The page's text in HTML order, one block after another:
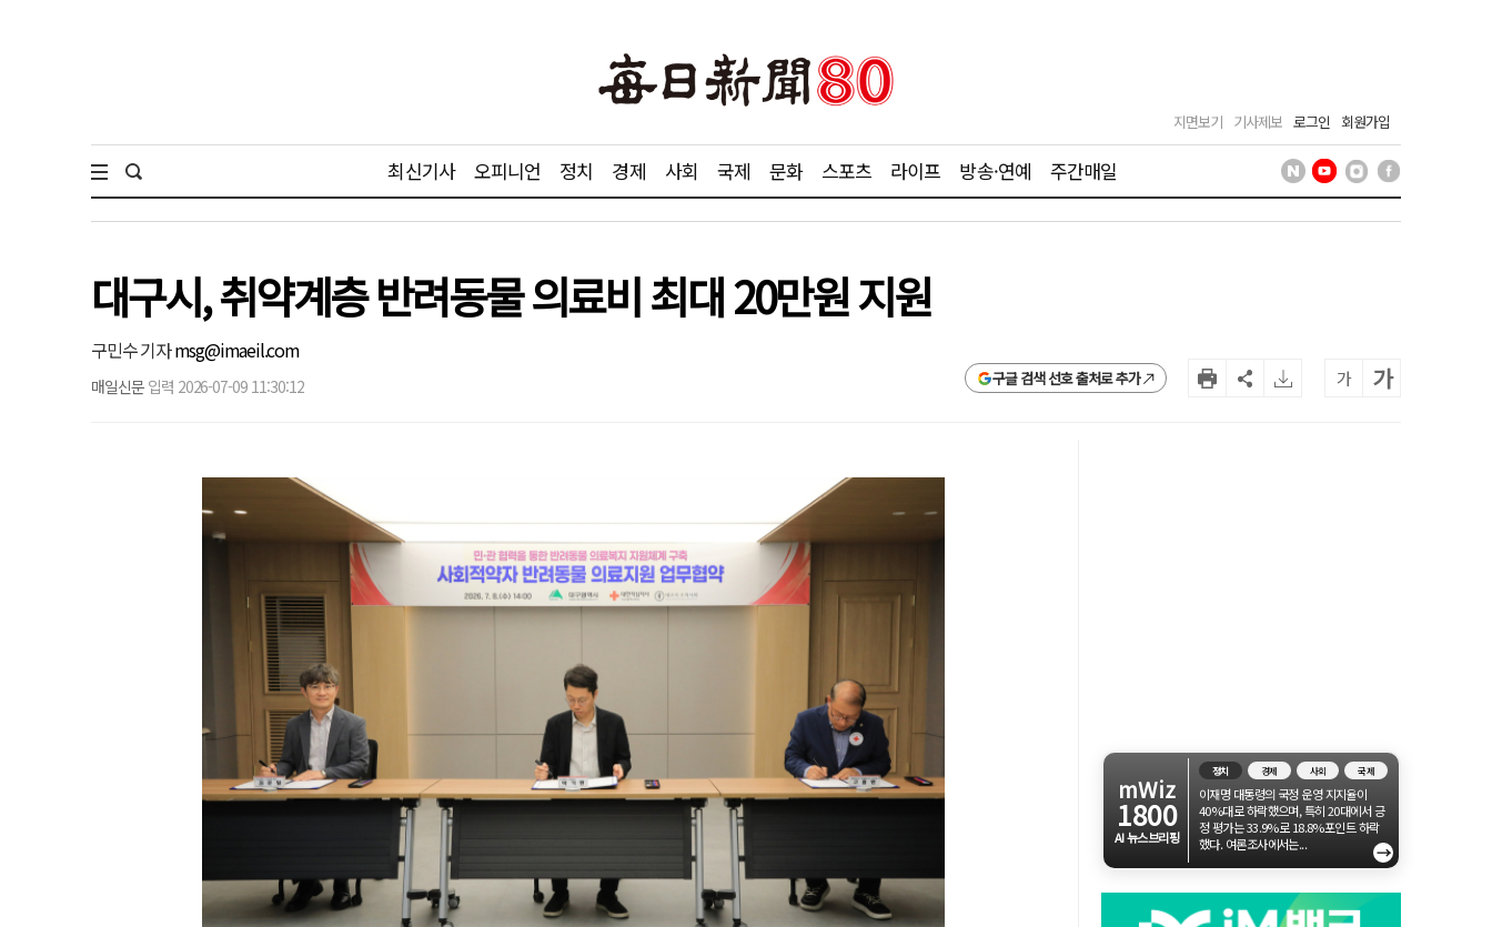
지면보기 기사제보 로그인 회원가입
최신기사 오피니언 정치 경제 사회 국제 문화 스포츠 라이프 방송·연예 주간매일
대구시, 취약계층 반려동물 의료비 최대 20만원 지원
구민수 기자msg@imaeil.com
매일신문 입력 2026-07-09 11:30:12 구글 검색 선호 출처로 추가 가 가
mWiz
1800
AI 뉴스브리핑
정치 경제 사회 국제
이재명 대통령의 국정 운영 지지율이
40%대로 하락했으며, 특히 20대에서 긍
정 평가는 33.9%로 18.8%포인트 하락
했다. 여론조사에서는...
→